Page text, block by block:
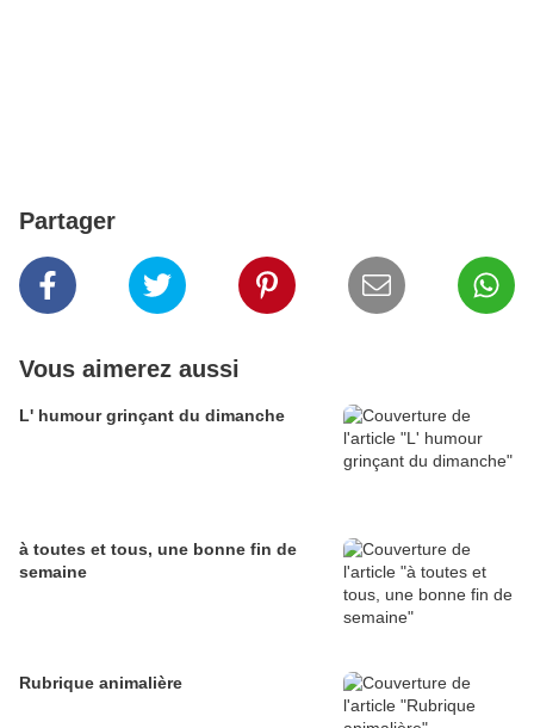
Partager
Vous aimerez aussi
L' humour grinçant du dimanche
à toutes et tous, une bonne fin de
semaine
Rubrique animalière